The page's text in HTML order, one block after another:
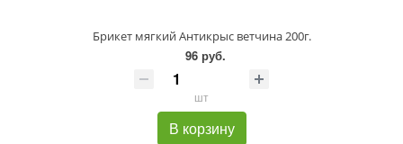
Брикет мягкий Антикрыс ветчина 200г.
96 руб.
шт
В корзину